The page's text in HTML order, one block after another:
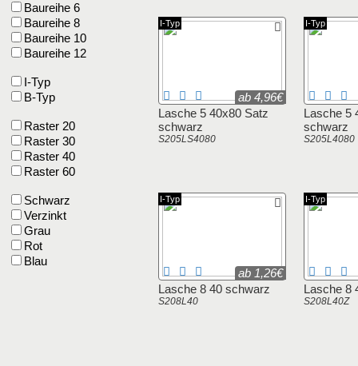
Lasche 5 40x80 Satz
schwarz
S205LS4080
ab 4,96€
I-Typ
Lasche 5
schwarz
S205L4080
I-Typ
Lasche 8 40 schwarz
S208L40
ab 1,26€
I-Typ
Lasche 8
S208L40Z
I-Typ
Baureihe 6
Baureihe 8
Baureihe 10
Baureihe 12
I-Typ
B-Typ
Raster 20
Raster 30
Raster 40
Raster 60
Schwarz
Verzinkt
Grau
Rot
Blau